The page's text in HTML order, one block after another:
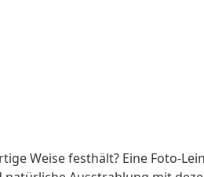
Weise festhält? Eine Foto-